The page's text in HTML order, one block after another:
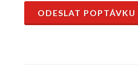
ODESLAT POPTÁVKU